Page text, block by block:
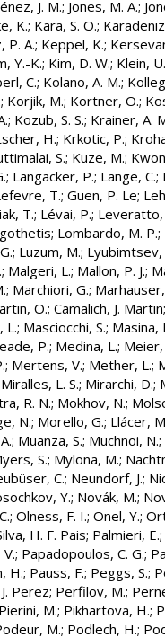
J. M.; Jones, M. A.;
K.; Kara, S. O.;
P. A.; Keppel, K.;
Y.-K.; Kim, D. W.; Klein, U.
C.; Kolano, A. M.;
; Korjik, M.; Kortner, O.;
; Kozub, S. S.; Krainer, A.
H.; Krkotic, P.;
S.; Kuze, M.;
; Langacker, P.; Lange, C.;
T.; Guen, P. Le;
T.; Lévai, P.; Leveratto,
; Lombardo, M. P.;
; Luzum, M.; Lyubimtsev,
; Malgeri, L.; Mallon, P. J.;
; Marchiori, G.;
O.; Camalich, J. Martin
L.; Masciocchi, S.; Masina,
P.; Medina, L.; Meier,
; Mertens, V.; Mether, L.;
Miralles, L. S.; Mirarchi, D.;
R. N.; Mokhov, N.;
N.; Morello, G.; Llácer,
; Muanza, S.; Muchnoi, N.;
S.; Mylona, M.;
C.; Neundorf, J.;
Y.; Novák, M.;
; Olness, F. I.; Onel, Y.;
H. F. Pais; Palmieri, E.;
; Papadopoulos, C. G.;
H.; Pauss, F.; Peggs, S.;
Perez; Perfilov, M.;
Pierini, M.; Pikhartova, H.;
M.; Podlech, H.;